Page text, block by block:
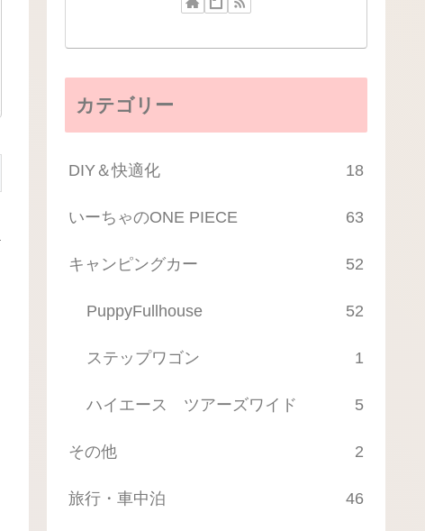
カテゴリー
DIY＆快適化 18
いーちゃのONE PIECE 63
キャンピングカー 52
PuppyFullhouse 52
ステップワゴン 1
ハイエース ツアーズワイド 5
その他 2
旅行・車中泊 46